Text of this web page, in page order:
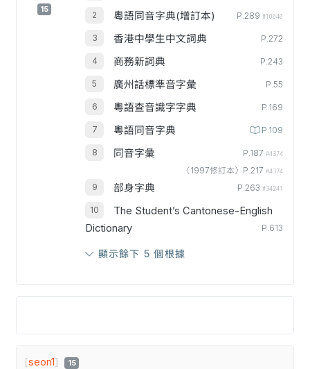
15
粵語同音字典(增訂本) P.289 #10040
香港中學生中文詞典 P.272
商務新詞典 P.243
廣州話標準音字彙 P.55
粵語查音識字字典 P.169
粵語同音字典 P.109
同音字彙 P.187 #4374
〈1997修訂本〉P.217 #4374
部身字典 P.263 #34241
The Student’s Cantonese-English
Dictionary
P.613
顯示餘下 5 個根據
[seon1] 15